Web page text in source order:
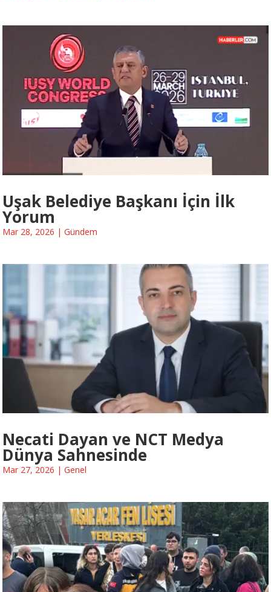
Uşak Belediye Başkanı İçin İlk
Yorum
Mar 28, 2026 | Gündem
Necati Dayan ve NCT Medya
Dünya Sahnesinde
Mar 27, 2026 | Genel